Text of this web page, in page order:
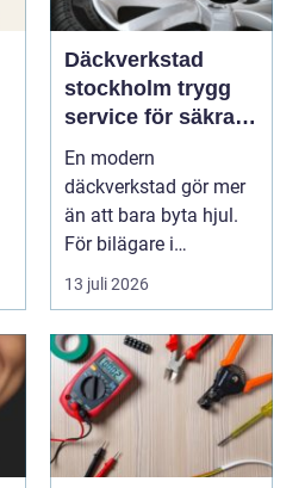
Däckverkstad
stockholm trygg
service för säkra
mil året runt
En modern
däckverkstad gör mer
än att bara byta hjul.
För bilägare i
Stockholm handlar
valet av däck...
13 juli 2026